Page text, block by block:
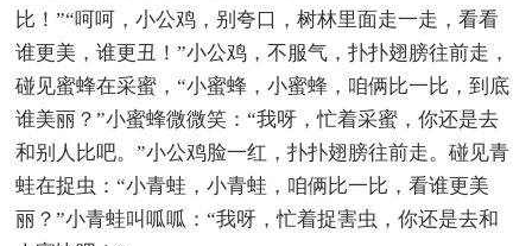
比！”“呵呵，小公鸡，别夸口，树林里面走一走，看看
谁更美，谁更丑！”小公鸡，不服气，扑扑翅膀往前走，
碰见蜜蜂在采蜜，“小蜜蜂，小蜜蜂，咱俩比一比，到底
谁美丽？”小蜜蜂微微笑：“我呀，忙着采蜜，你还是去
和别人比吧。”小公鸡脸一红，扑扑翅膀往前走。碰见青
蛙在捉虫：“小青蛙，小青蛙，咱俩比一比，看谁更美
丽？”小青蛙叫呱呱：“我呀，忙着捉害虫，你还是去和